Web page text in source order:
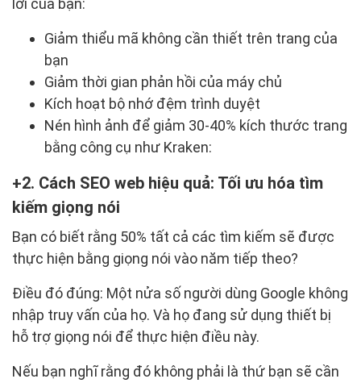
Giảm thiểu mã không cần thiết trên trang của
bạn
Giảm thời gian phản hồi của máy chủ
Kích hoạt bộ nhớ đệm trình duyệt
Nén hình ảnh để giảm 30-40% kích thước trang
bằng công cụ như Kraken:
2. Cách SEO web hiệu quả: Tối ưu hóa tìm
kiếm giọng nói
Bạn có biết rằng 50% tất cả các tìm kiếm sẽ được
thực hiện bằng giọng nói vào năm tiếp theo?
Điều đó đúng: Một nửa số người dùng Google không
nhập truy vấn của họ. Và họ đang sử dụng thiết bị
hỗ trợ giọng nói để thực hiện điều này.
Nếu bạn nghĩ rằng đó không phải là thứ bạn sẽ cần